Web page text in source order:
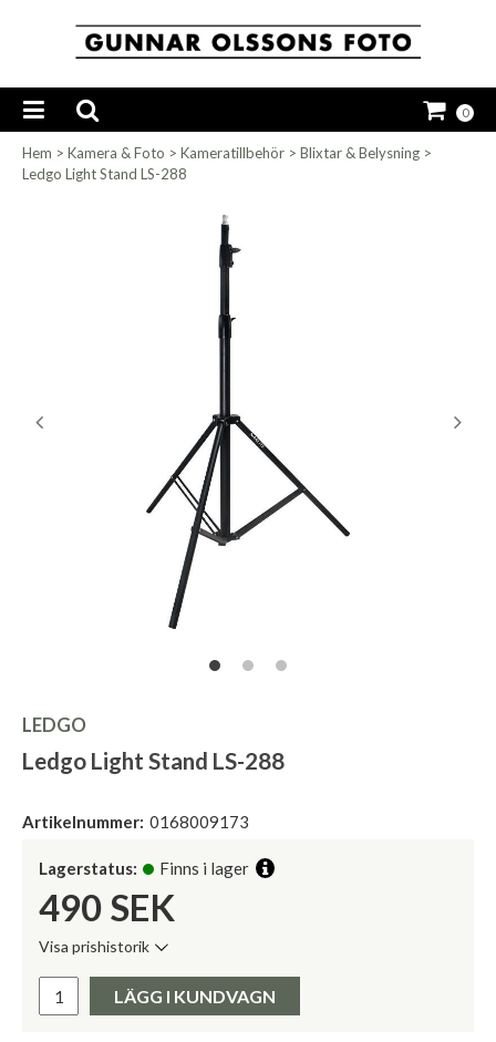
0
Hem > Kamera & Foto > Kameratillbehör > Blixtar & Belysning >
Ledgo Light Stand LS-288
LEDGO
Ledgo Light Stand LS-288
Artikelnummer: 0168009173
Lagerstatus: Finns i lager
490 SEK
Visa prishistorik
Pris:
LÄGG I KUNDVAGN